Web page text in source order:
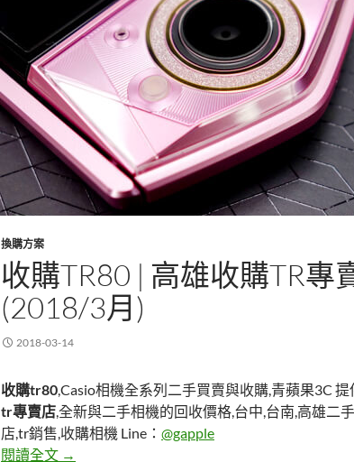
換購方案
收購TR80 | 高雄收購TR專
(2018/3月)
2018-03-14
收購tr80,Casio相機全系列二手買賣與收購,青蘋果3C 提
tr專賣店,全新與二手相機的回收價格,台中,台南,高雄二
店,tr銷售,收購相機 Line： @gapple
閱讀全文 收購tr80 | 高雄收購tr專賣店-(2018/3月)
→